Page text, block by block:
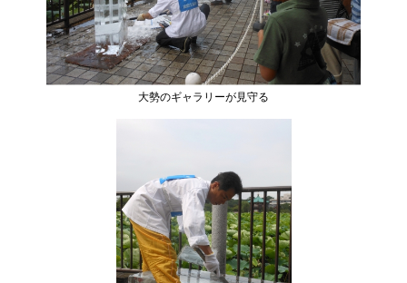
大勢のギャラリーが見守る